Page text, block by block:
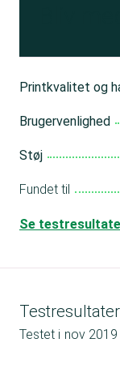
Printkvalitet og
Brugervenlighed
Støj
Fundet til
Se
Testresultater
Testet i nov 2019